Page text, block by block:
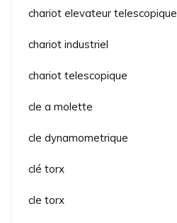
chariot elevateur telescopique
chariot industriel
chariot telescopique
cle a molette
cle dynamometrique
clé torx
cle torx